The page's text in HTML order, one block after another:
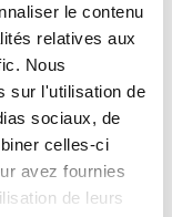
le contenu
relatives aux
Nous
sur l'utilisation de
sociaux, de
celles-ci
avez fournies
de leurs